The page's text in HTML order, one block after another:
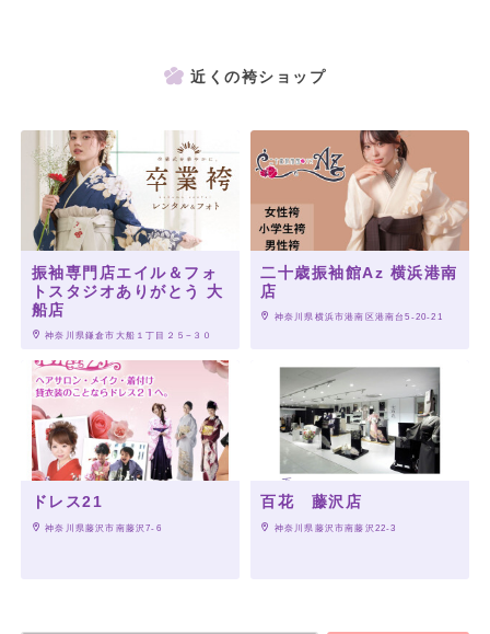
近くの袴ショップ
振袖専門店エイル＆フォ
トスタジオありがとう 大
船店
神奈川県鎌倉市大船１丁目２５−３０
二十歳振袖館Az 横浜港南
店
神奈川県横浜市港南区港南台5-20-21
ドレス21
神奈川県藤沢市南藤沢7-6
百花 藤沢店
神奈川県藤沢市南藤沢22-3